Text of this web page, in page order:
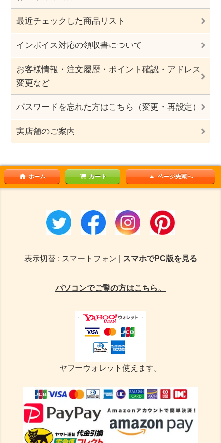
最近チェックした商品リスト
インボイス対応の領収書について
お客様情報・注文履歴・ポイント確認・アドレス
変更など
パスワードを忘れた方はこちら（変更・再設定）
実店舗のご案内
ホーム カート ページ先頭へ
表示切替 : スマートフォン | スマホでPC版を見る
パソコンでご覧の方はこちら。
ヤフーウォレット使えます。